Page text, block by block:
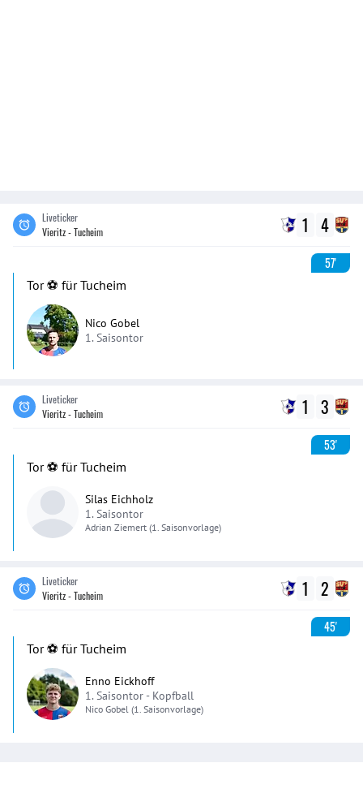
Liveticker
Vieritz - Tucheim
1 4
57'
Tor ⚽️ für Tucheim
Nico Gobel
1. Saisontor
Liveticker
Vieritz - Tucheim
1 3
53'
Tor ⚽️ für Tucheim
Silas Eichholz
1. Saisontor
Adrian Ziemert (1. Saisonvorlage)
Liveticker
Vieritz - Tucheim
1 2
45'
Tor ⚽️ für Tucheim
Enno Eickhoff
1. Saisontor - Kopfball
Nico Gobel (1. Saisonvorlage)